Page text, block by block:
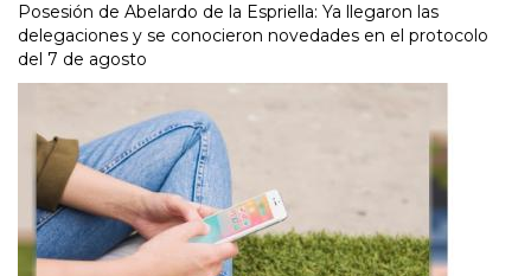
Posesión de Abelardo de la Espriella: Ya llegaron las
delegaciones y se conocieron novedades en el protocolo
del 7 de agosto